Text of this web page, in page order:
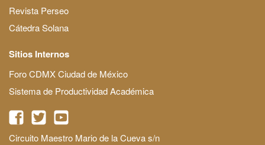
Revista Perseo
Cátedra Solana
Sitios Internos
Foro CDMX Ciudad de México
Sistema de Productividad Académica
Circuito Maestro Mario de la Cueva s/n